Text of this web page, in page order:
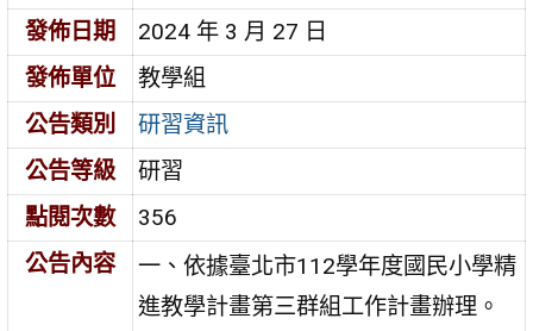
發佈日期
2024 年 3 月 27 日
發佈單位
教學組
公告類別
研習資訊
公告等級
研習
點閱次數
356
公告內容
一、依據臺北市112學年度國民小學精
進教學計畫第三群組工作計畫辦理。